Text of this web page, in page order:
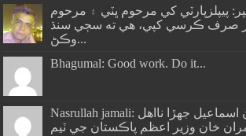
پيپلزپارٽي کي مرحوم ڀٽي ۽ مرحوم
صرف ڪرسي کپي، هي ته سڄي سنڌ
وڪڻ...
Bhagumal: Good work. Do it...
Nasrullah jamali: گورنر عمران اسماعيل جھڙا نااهل
خان وزير اعظم پاڪستان جي ٽيم